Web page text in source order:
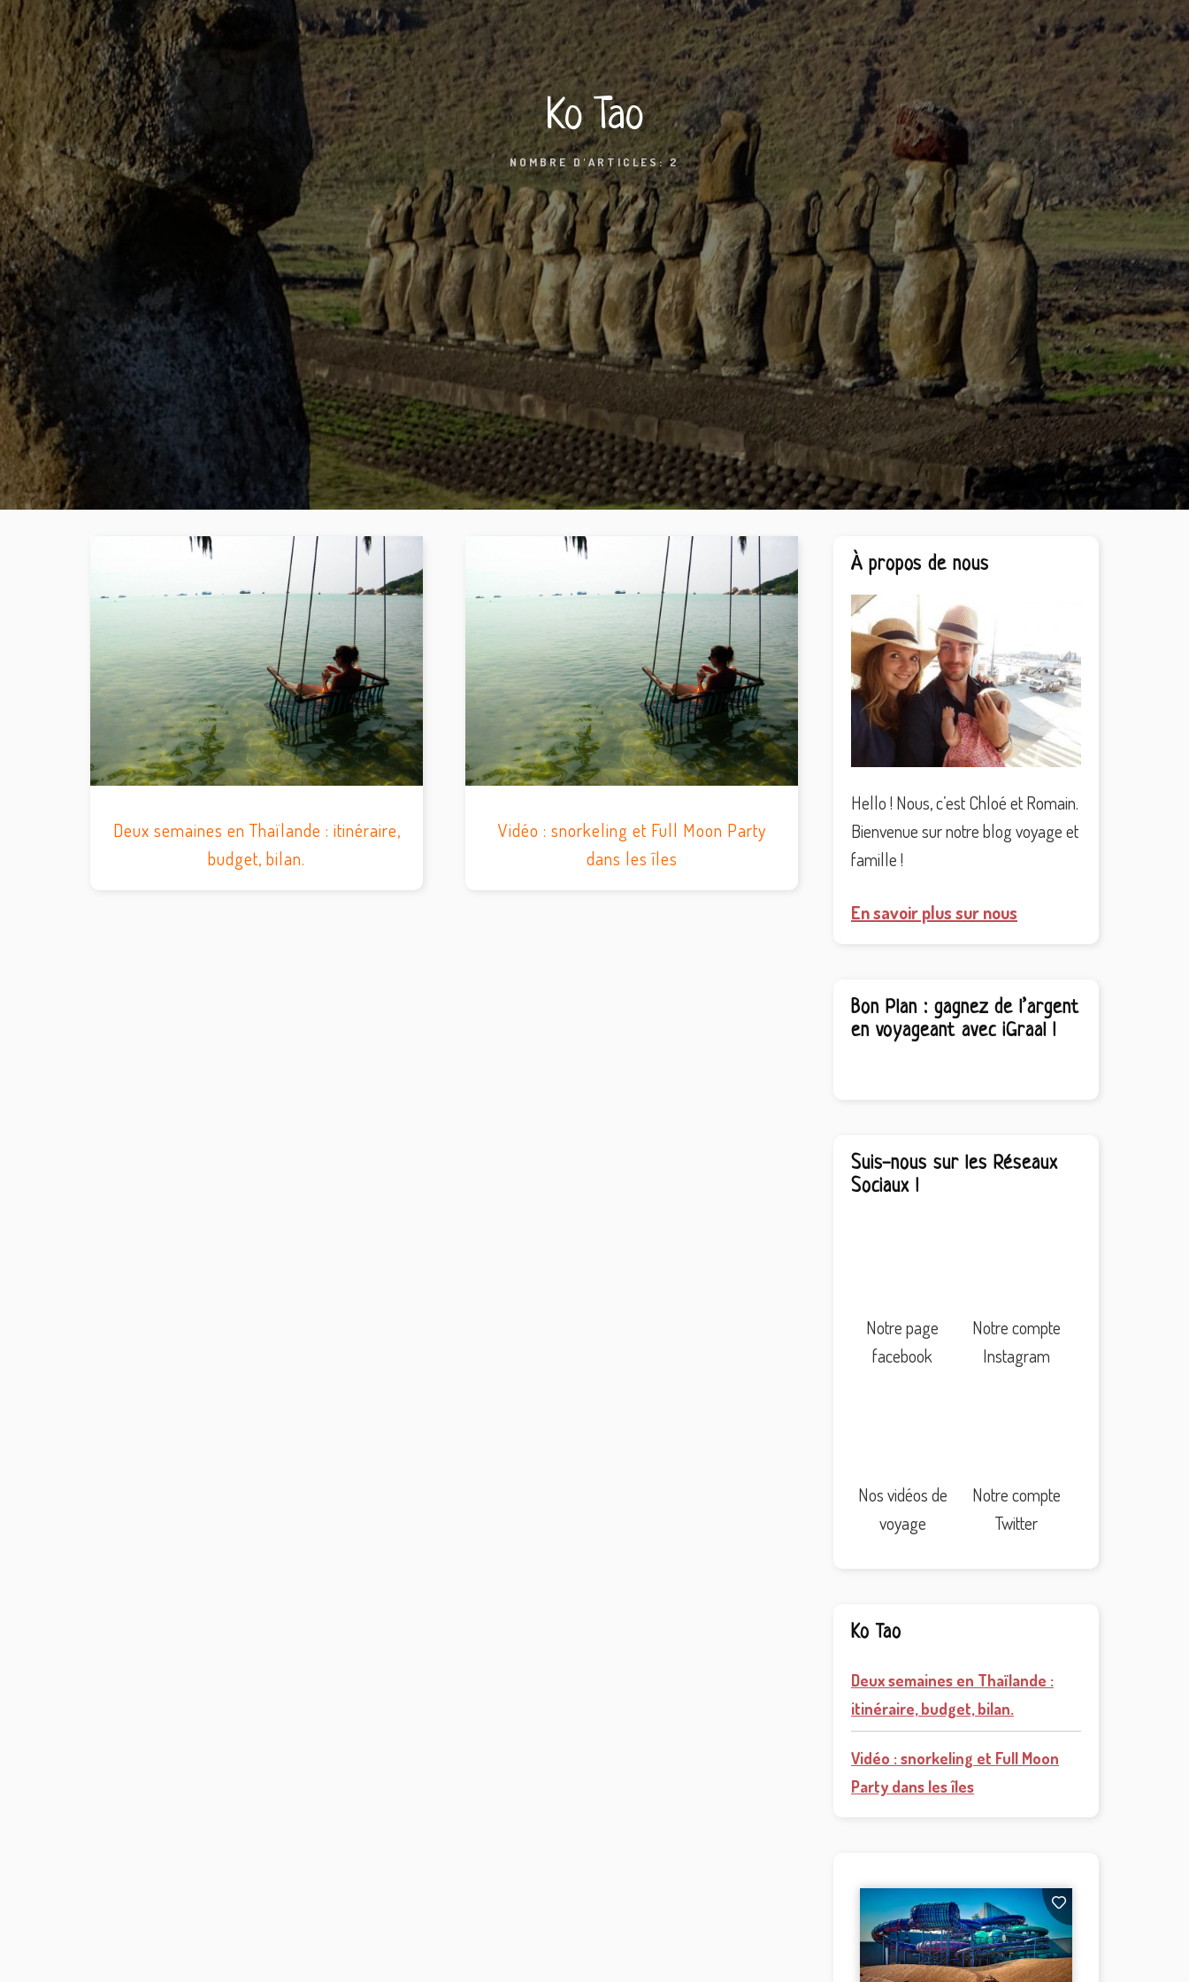
Ko Tao
NOMBRE D'ARTICLES: 2
Deux semaines en Thaïlande : itinéraire,
budget, bilan.
Vidéo : snorkeling et Full Moon Party
dans les îles
Barre
latérale
principale
À propos de nous
Hello ! Nous, c’est Chloé et Romain.
Bienvenue sur notre blog voyage et
famille !
En savoir plus sur nous
Bon Plan : gagnez de l’argent
en voyageant avec iGraal !
Suis-nous sur les Réseaux
Sociaux !
Notre page
facebook
Notre compte
Instagram
Nos vidéos de
voyage
Notre compte
Twitter
Ko Tao
Deux semaines en Thaïlande :
itinéraire, budget, bilan.
Vidéo : snorkeling et Full Moon
Party dans les îles